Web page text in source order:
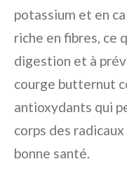
potassium et en
riche en fibres, ce
digestion et à
courge butternut
antioxydants qui
corps des
bonne santé.